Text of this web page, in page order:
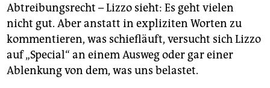
Abtreibungsrecht – Lizzo sieht: Es geht vielen
nicht gut. Aber anstatt in expliziten Worten zu
kommentieren, was schiefläuft, versucht sich Lizzo
auf „Special“ an einem Ausweg oder gar einer
Ablenkung von dem, was uns belastet.